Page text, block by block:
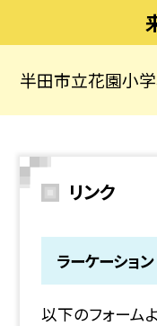
半田市立花園小学
リンク
ラーケーション
以下のフォーム